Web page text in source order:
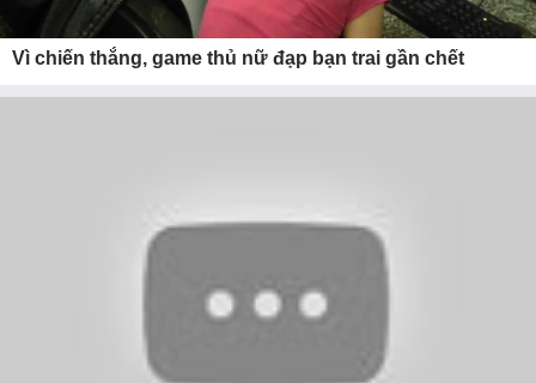
Vì chiến thắng, game thủ nữ đạp bạn trai gần chết